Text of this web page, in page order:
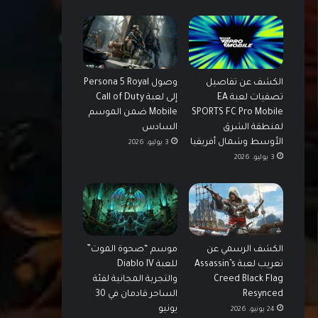
الكشف عن تفاصيل
تصفيات لعبة EA
SPORTS FC Pro Mobile
لمنطقة الشرق
الأوسط وشمال أفريقيا
3 يوليو، 2026
وصول Persona 5 Royal
إلى لعبة Call of Duty
Mobile ضمن الموسم
السادس
3 يوليو، 2026
الكشف الرسمي عن
تعريب لعبة Assassin’s
Creed Black Flag
Resynced
24 يونيو، 2026
موسم “صحوة الموت”
للعبة Diablo IV
والتجربة المجانية لفئة
الساحر قادمان في 30
يونيو